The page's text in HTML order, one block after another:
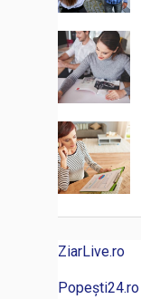
ZiarLive.ro
Popești24.ro